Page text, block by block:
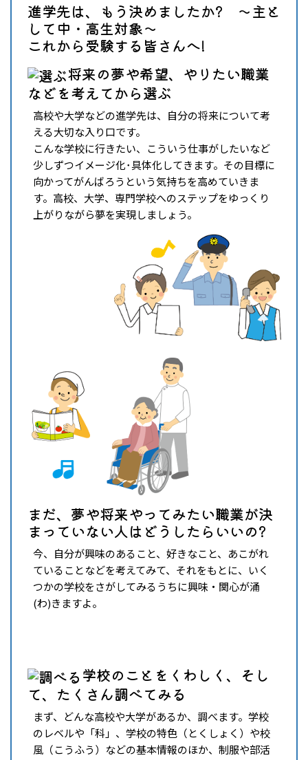
進学先は、もう決めましたか? ～主と
して中・高生対象～
これから受験する皆さんへ!
将来の夢や希望、やりたい職業
などを考えてから選ぶ
高校や大学などの進学先は、自分の将来について考
える大切な入り口です。
こんな学校に行きたい、こういう仕事がしたいなど
少しずつイメージ化･具体化してきます。その目標に
向かってがんばろうという気持ちを高めていきま
す。高校、大学、専門学校へのステップをゆっくり
上がりながら夢を実現しましょう。
まだ、夢や将来やってみたい職業が決
まっていない人はどうしたらいいの?
今、自分が興味のあること、好きなこと、あこがれ
ていることなどを考えてみて、それをもとに、いく
つかの学校をさがしてみるうちに興味・関心が涌
(わ)きますよ。
学校のことをくわしく、そし
て、たくさん調べてみる
まず、どんな高校や大学があるか、調べます。学校
のレベルや「科」、学校の特色（とくしょく）や校
風（こうふう）などの基本情報のほか、制服や部活